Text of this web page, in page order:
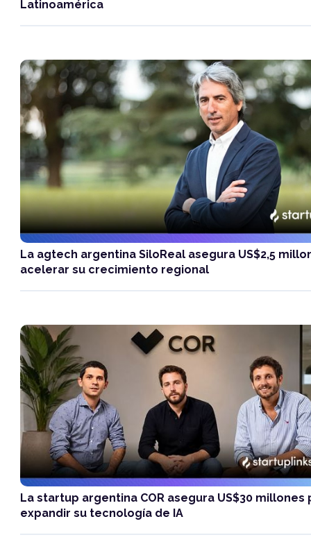
Latinoamérica
La agtech argentina SiloReal asegura US$2,5
acelerar su crecimiento regional
La startup argentina COR asegura US$30 millones
expandir su tecnología de IA